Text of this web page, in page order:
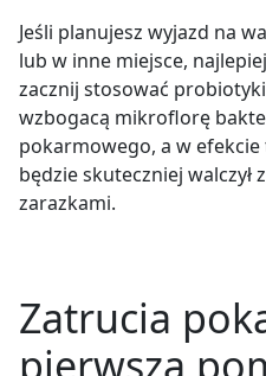
Jeśli planujesz wyjazd na
lub w inne miejsce,
zacznij stosować
wzbogacą mikroflorę
pokarmowego, a w
będzie skuteczniej walczył
zarazkami.
Zatrucia